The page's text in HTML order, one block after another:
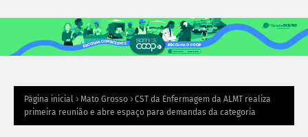
Página inicial Mato Grosso
CST da Enfermagem da ALMT realiza
primeira reunião e abre espaço para demandas da categoria